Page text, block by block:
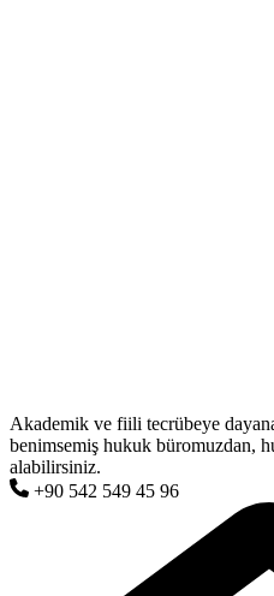
Akademik ve fiili tecrübeye
benimsemiş hukuk büromuzdan,
alabilirsiniz.
+90 542 549 45 96